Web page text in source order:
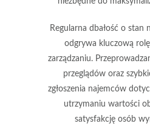
Regularna dbałość o stan
odgrywa kluczową
zarządzaniu.
przeglądów oraz
zgłoszenia najemców
utrzymaniu wartości
satysfakcję osób